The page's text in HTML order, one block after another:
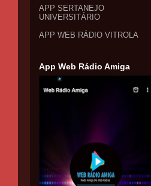
APP SERTANEJO
UNIVERSITÁRIO
APP WEB RÁDIO VITROLA
App Web Rádio Amiga